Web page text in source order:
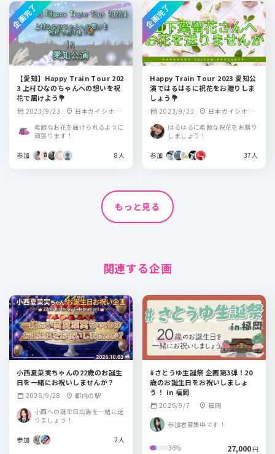
【愛知】Happy Train Tour 202
3 上村ひなのちゃんへの想いを祝
花で届けよう💐
calendar_month 2023/9/23 location_on 日本ガイシホー
素敵なお花を届けられるように
頑張ります！
参加 8人
企画完了
Happy Train Tour 2023 愛知公
演ではるはるに祝花をお贈りしま
しょう💐
calendar_month 2023/9/23 location_on 日本ガイシホー
はるはるに素敵な祝花をお贈り
しましょう！
参加 37人
企画完了
もっと見る
関連する企画
小西夏菜実ちゃんの22歳のお誕生
日を一緒にお祝いしませんか？
calendar_month 2026/9/28 location_on 都内の駅
小西への誕生日広告を一緒に送
りましょう！
参加 2人
#さとうゆ生誕祭 企画第3弾！20
歳のお誕生日をお祝いしましょ
う！ in 福岡
calendar_month 2026/9/7 location_on 福岡
参加者募集中です！
36% 27,000円